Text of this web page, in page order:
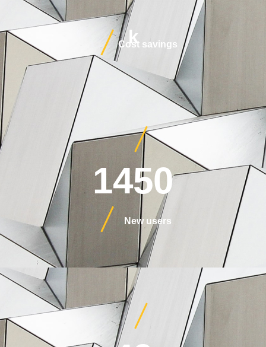
k
Cost savings
1450
New users